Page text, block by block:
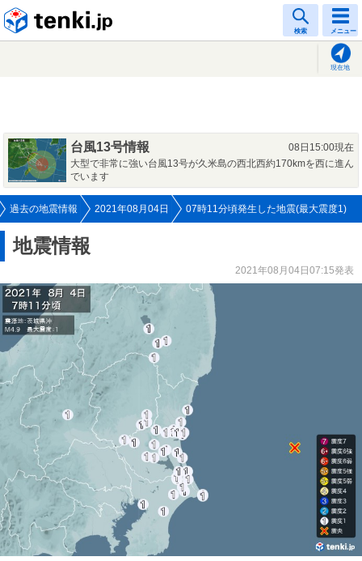
検索 メニュー
現在地
台風13号情報
08日15:00現在
大型で非常に強い台風13号が久米島の西北西約170kmを西に進ん
でいます
過去の地震情報 2021年08月04日 07時11分頃発生した地震(最大震度1)
地震情報
2021年08月04日07:15発表